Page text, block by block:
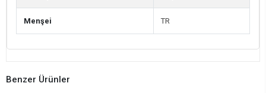
Menşei TR
Benzer Ürünler